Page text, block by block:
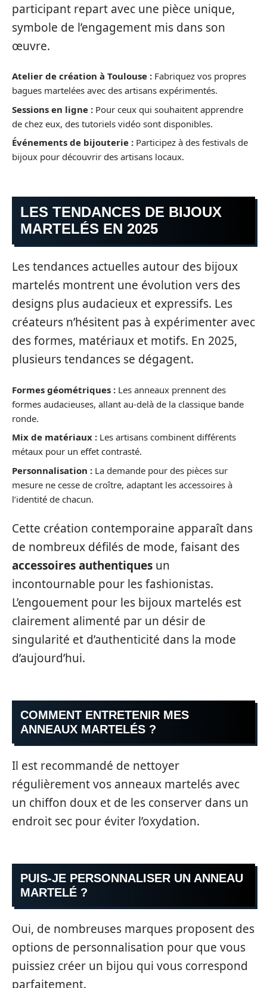
participant repart avec une pièce unique,
symbole de l’engagement mis dans son
œuvre.
Atelier de création à Toulouse : Fabriquez vos propres
bagues martelées avec des artisans expérimentés.
Sessions en ligne : Pour ceux qui souhaitent apprendre
de chez eux, des tutoriels vidéo sont disponibles.
Événements de bijouterie : Participez à des festivals de
bijoux pour découvrir des artisans locaux.
LES TENDANCES DE BIJOUX
MARTELÉS EN 2025
Les tendances actuelles autour des bijoux
martelés montrent une évolution vers des
designs plus audacieux et expressifs. Les
créateurs n’hésitent pas à expérimenter avec
des formes, matériaux et motifs. En 2025,
plusieurs tendances se dégagent.
Formes géométriques : Les anneaux prennent des
formes audacieuses, allant au-delà de la classique bande
ronde.
Mix de matériaux : Les artisans combinent différents
métaux pour un effet contrasté.
Personnalisation : La demande pour des pièces sur
mesure ne cesse de croître, adaptant les accessoires à
l’identité de chacun.
Cette création contemporaine apparaît dans
de nombreux défilés de mode, faisant des
accessoires authentiques un
incontournable pour les fashionistas.
L’engouement pour les bijoux martelés est
clairement alimenté par un désir de
singularité et d’authenticité dans la mode
d’aujourd’hui.
COMMENT ENTRETENIR MES
ANNEAUX MARTELÉS ?
Il est recommandé de nettoyer
régulièrement vos anneaux martelés avec
un chiffon doux et de les conserver dans un
endroit sec pour éviter l’oxydation.
PUIS-JE PERSONNALISER UN ANNEAU
MARTELÉ ?
Oui, de nombreuses marques proposent des
options de personnalisation pour que vous
puissiez créer un bijou qui vous correspond
parfaitement.